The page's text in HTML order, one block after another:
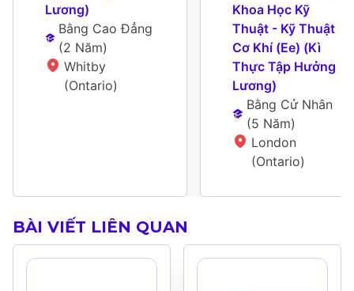
Lương)
Bằng Cao Đẳng
(2 Năm)
Whitby
(Ontario)
Khoa Học Kỹ
Thuật - Kỹ Thuật
Cơ Khí (Ee) (Kì
Thực Tập Hưởng
Lương)
Bằng Cử Nhân
(5 Năm)
London
(Ontario)
BÀI VIẾT LIÊN QUAN